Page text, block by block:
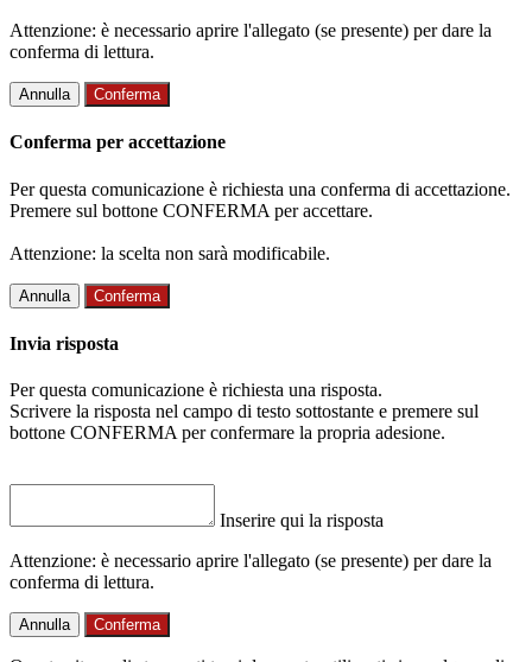
Attenzione: è necessario aprire l'allegato (se presente) per dare la
conferma di lettura.
Annulla Conferma
Conferma per accettazione
Per questa comunicazione è richiesta una conferma di accettazione.
Premere sul bottone CONFERMA per accettare.
Attenzione: la scelta non sarà modificabile.
Annulla Conferma
Invia risposta
Per questa comunicazione è richiesta una risposta.
Scrivere la risposta nel campo di testo sottostante e premere sul
bottone CONFERMA per confermare la propria adesione.
Inserire qui la risposta
Attenzione: è necessario aprire l'allegato (se presente) per dare la
conferma di lettura.
Annulla Conferma